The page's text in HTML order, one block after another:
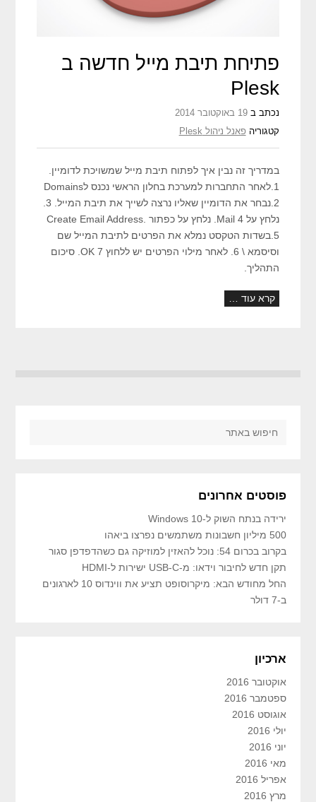
פתיחת תיבת מייל חדשה ב
Plesk
נכתב ב19 באוקטובר 2014
קטגוריהפאנל ניהול Plesk
במדריך זה נבין איך לפתוח תיבת מייל שמשויכת לדומיין.
1.לאחר התחברות למערכת בחלון הראשי נכנס לDomains
נלחץ על Mail 4. נלחץ על כפתור Create Email Address.
5.בשדות הטקסט נמלא את הפרטים לתיבת המייל שם
וסיסמא \ 6. לאחר מילוי הפרטים יש ללחוץ OK 7. סיכום
התהליך.
קרא עוד …
פוסטים אחרונים
ירידה בנתח השוק ל-Windows 10
500 מיליון חשבונות משתמשים נפרצו ביאהו
בקרוב בכרום 54: נוכל להאזין למוזיקה גם כשהדפדפן סגור
תקן חדש לחיבור וידאו: מ-USB-C ישירות ל-HDMI
החל מחודש הבא: מיקרוסופט תציע את ווינדוס 10 לארגונים
ב-7 דולר
ארכיון
אוקטובר 2016
ספטמבר 2016
אוגוסט 2016
יולי 2016
יוני 2016
מאי 2016
אפריל 2016
מרץ 2016